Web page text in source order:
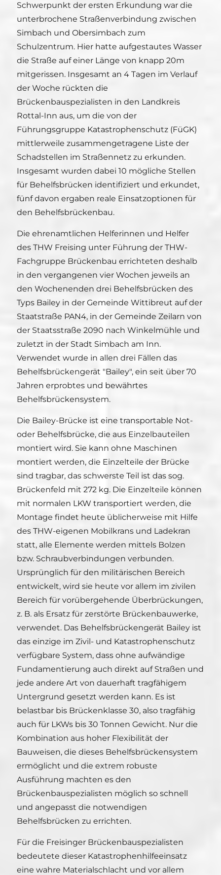
Schwerpunkt der ersten Erkundung war die
unterbrochene Straßenverbindung zwischen
Simbach und Obersimbach zum
Schulzentrum. Hier hatte aufgestautes Wasser
die Straße auf einer Länge von knapp 20m
mitgerissen. Insgesamt an 4 Tagen im Verlauf
der Woche rückten die
Brückenbauspezialisten in den Landkreis
Rottal-Inn aus, um die von der
Führungsgruppe Katastrophenschutz (FüGK)
mittlerweile zusammengetragene Liste der
Schadstellen im Straßennetz zu erkunden.
Insgesamt wurden dabei 10 mögliche Stellen
für Behelfsbrücken identifiziert und erkundet,
fünf davon ergaben reale Einsatzoptionen für
den Behelfsbrückenbau.
Die ehrenamtlichen Helferinnen und Helfer
des THW Freising unter Führung der THW-
Fachgruppe Brückenbau errichteten deshalb
in den vergangenen vier Wochen jeweils an
den Wochenenden drei Behelfsbrücken des
Typs Bailey in der Gemeinde Wittibreut auf der
Staatstraße PAN4, in der Gemeinde Zeilarn von
der Staatsstraße 2090 nach Winkelmühle und
zuletzt in der Stadt Simbach am Inn.
Verwendet wurde in allen drei Fällen das
Behelfsbrückengerät "Bailey", ein seit über 70
Jahren erprobtes und bewährtes
Behelfsbrückensystem.
Die Bailey-Brücke ist eine transportable Not-
oder Behelfsbrücke, die aus Einzelbauteilen
montiert wird. Sie kann ohne Maschinen
montiert werden, die Einzelteile der Brücke
sind tragbar, das schwerste Teil ist das sog.
Brückenfeld mit 272 kg. Die Einzelteile können
mit normalen LKW transportiert werden, die
Montage findet heute üblicherweise mit Hilfe
des THW-eigenen Mobilkrans und Ladekran
statt, alle Elemente werden mittels Bolzen
bzw. Schraubverbindungen verbunden.
Ursprünglich für den militärischen Bereich
entwickelt, wird sie heute vor allem im zivilen
Bereich für vorübergehende Überbrückungen,
z. B. als Ersatz für zerstörte Brückenbauwerke,
verwendet. Das Behelfsbrückengerät Bailey ist
das einzige im Zivil- und Katastrophenschutz
verfügbare System, dass ohne aufwändige
Fundamentierung auch direkt auf Straßen und
jede andere Art von dauerhaft tragfähigem
Untergrund gesetzt werden kann. Es ist
belastbar bis Brückenklasse 30, also tragfähig
auch für LKWs bis 30 Tonnen Gewicht. Nur die
Kombination aus hoher Flexibilität der
Bauweisen, die dieses Behelfsbrückensystem
ermöglicht und die extrem robuste
Ausführung machten es den
Brückenbauspezialisten möglich so schnell
und angepasst die notwendigen
Behelfsbrücken zu errichten.
Für die Freisinger Brückenbauspezialisten
bedeutete dieser Katastrophenhilfeeinsatz
eine wahre Materialschlacht und vor allem